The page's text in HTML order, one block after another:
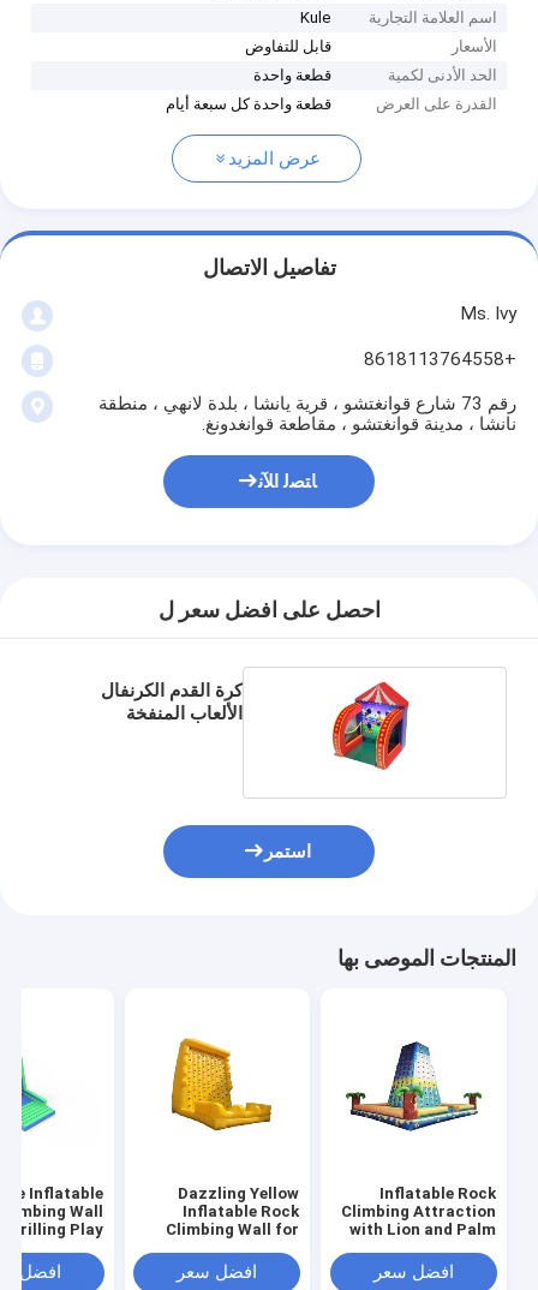
اسم العلامة التجارية
Kule
الأسعار
قابل للتفاوض
الحد الأدنى لكمية
قطعة واحدة
القدرة على العرض
قطعة واحدة كل سبعة أيام
عرض المزيد
تفاصيل الاتصال
Ms. Ivy
+8618113764558
رقم 73 شارع قوانغتشو ، قرية يانشا ، بلدة لانهي ، منطقة
نانشا ، مدينة قوانغتشو ، مقاطعة قوانغدونغ.
ﺎﺘﺼﻟ ﺍﻶﻧ
احصل على افضل سعر ل
كرة القدم الكرنفال
الألعاب المنفخة
استمر
المنتجات الموصى بها
Inflatable Rock
Climbing Attraction
with Lion and Palm
Children's Outdoor
Fun
افضل سعر
Dazzling Yellow
Inflatable Rock
Climbing Wall for
افضل سعر
Inflatable
Wall
Play
افضل